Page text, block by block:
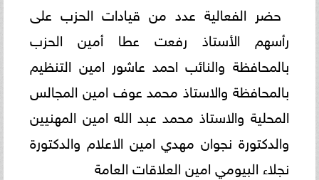
حضر الفعالية عدد من قيادات الحزب على
رأسهم الأستاذ رفعت عطا أمين الحزب
بالمحافظة والنائب احمد عاشور امين التنظيم
بالمحافظة والاستاذ محمد عوف امين المجالس
المحلية والاستاذ محمد عبد الله امين المهنيين
والدكتورة نجوان مهدي امين الاعلام والدكتورة
نجلاء البيومي امين العلاقات العامة